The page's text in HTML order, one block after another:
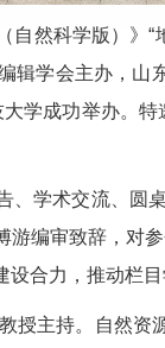
科学版）》“
学会主办，山
学成功举办。
学术交流、圆
编审致辞，对
合力，推动栏
主持。自然资